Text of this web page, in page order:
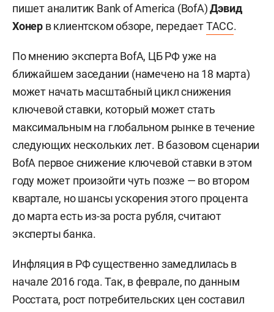
пишет аналитик Bank of America (BofA)Дэвид
Хонер в клиентском обзоре, передаетТАСС.
По мнению эксперта BofA, ЦБ РФ уже на
ближайшем заседании (намечено на 18 марта)
может начать масштабный цикл снижения
ключевой ставки, который может стать
максимальным на глобальном рынке в течение
следующих нескольких лет. В базовом сценарии
BofA первое снижение ключевой ставки в этом
году может произойти чуть позже — во втором
квартале, но шансы ускорения этого процента
до марта есть из-за роста рубля, считают
эксперты банка.
Инфляция в РФ существенно замедлилась в
начале 2016 года. Так, в феврале, по данным
Росстата, рост потребительских цен составил